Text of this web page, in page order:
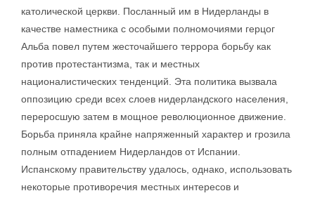
католической церкви. Посланный им в Нидерланды в
качестве наместника с особыми полномочиями герцог
Альба повел путем жесточайшего террора борьбу как
против протестантизма, так и местных
националистических тенденций. Эта политика вызвала
оппозицию среди всех слоев нидерландского населения,
переросшую затем в мощное революционное движение.
Борьба приняла крайне напряженный характер и грозила
полным отпадением Нидерландов от Испании.
Испанскому правительству удалось, однако, использовать
некоторые противоречия местных интересов и